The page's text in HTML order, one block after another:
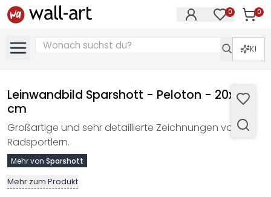
0 0
KI
Leinwandbild Sparshott - Peloton - 20x30
cm
Großartige und sehr detaillierte Zeichnungen von
Radsportlern.
Mehr von Sparshott
Mehr zum Produkt